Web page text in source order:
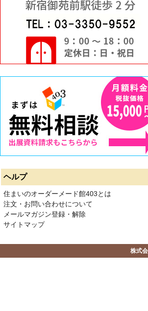
ヘルプ
住まいのオーダーメード館403とは
注文・お問い合わせについて
メールマガジン登録・解除
サイトマップ
株式